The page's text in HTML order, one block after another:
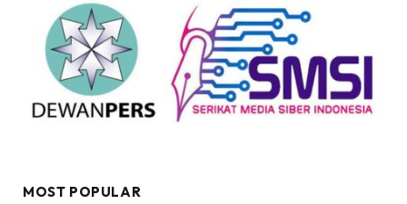
MOST POPULAR